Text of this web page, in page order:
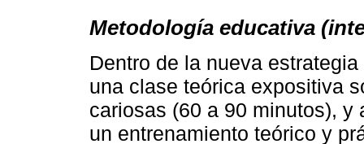
Metodología educativa
Dentro de la nueva
una clase teórica expositiva
cariosas (60 a 90 minutos),
un entrenamiento teórico y